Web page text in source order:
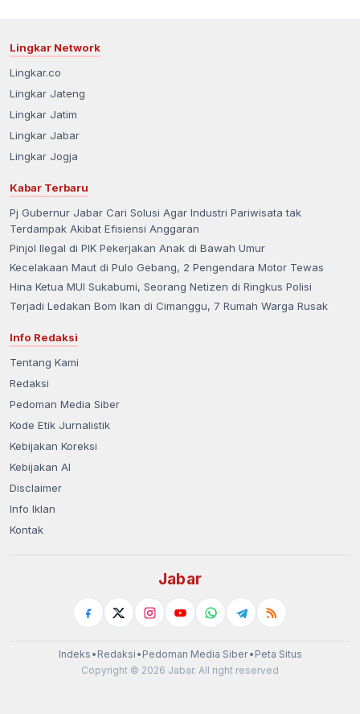
Lingkar Network
Lingkar.co
Lingkar Jateng
Lingkar Jatim
Lingkar Jabar
Lingkar Jogja
Kabar Terbaru
Pj Gubernur Jabar Cari Solusi Agar Industri Pariwisata tak
Terdampak Akibat Efisiensi Anggaran
Pinjol Ilegal di PIK Pekerjakan Anak di Bawah Umur
Kecelakaan Maut di Pulo Gebang, 2 Pengendara Motor Tewas
Hina Ketua MUI Sukabumi, Seorang Netizen di Ringkus Polisi
Terjadi Ledakan Bom Ikan di Cimanggu, 7 Rumah Warga Rusak
Info Redaksi
Tentang Kami
Redaksi
Pedoman Media Siber
Kode Etik Jurnalistik
Kebijakan Koreksi
Kebijakan AI
Disclaimer
Info Iklan
Kontak
Jabar
Indeks • Redaksi • Pedoman Media Siber• Peta Situs
Copyright © 2026 Jabar. All right reserved